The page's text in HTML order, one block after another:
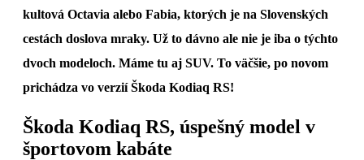
kultová Octavia alebo Fabia, ktorých je na Slovenských
cestách doslova mraky. Už to dávno ale nie je iba o týchto
dvoch modeloch. Máme tu aj SUV. To väčšie, po novom
prichádza vo verzií Škoda Kodiaq RS!
Škoda Kodiaq RS, úspešný model v
športovom kabáte